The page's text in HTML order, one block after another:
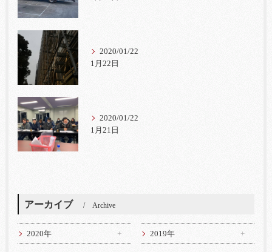
2020/01/22
1月22日
2020/01/22
1月21日
アーカイブ Archive
2020年 2019年